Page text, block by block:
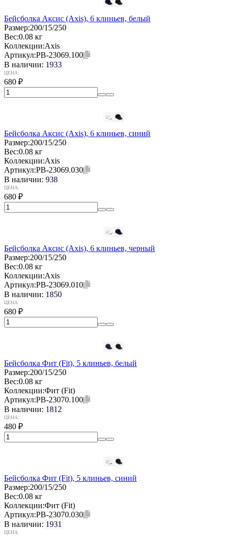
Бейсболка Аксис (Axis), 6 клиньев, белый
Размер:200/15/250
Вес:0.08 кг
Коллекции:Axis
Артикул:PB-23069.100
В наличии: 1933
ЦЕНА:
680 ₽
Бейсболка Аксис (Axis), 6 клиньев, синий
Размер:200/15/250
Вес:0.08 кг
Коллекции:Axis
Артикул:PB-23069.030
В наличии: 938
ЦЕНА:
680 ₽
Бейсболка Аксис (Axis), 6 клиньев, черный
Размер:200/15/250
Вес:0.08 кг
Коллекции:Axis
Артикул:PB-23069.010
В наличии: 1850
ЦЕНА:
680 ₽
Бейсболка Фит (Fit), 5 клиньев, белый
Размер:200/15/250
Вес:0.08 кг
Коллекции:Фит (Fit)
Артикул:PB-23070.100
В наличии: 1812
ЦЕНА:
480 ₽
Бейсболка Фит (Fit), 5 клиньев, синий
Размер:200/15/250
Вес:0.08 кг
Коллекции:Фит (Fit)
Артикул:PB-23070.030
В наличии: 1931
ЦЕНА: